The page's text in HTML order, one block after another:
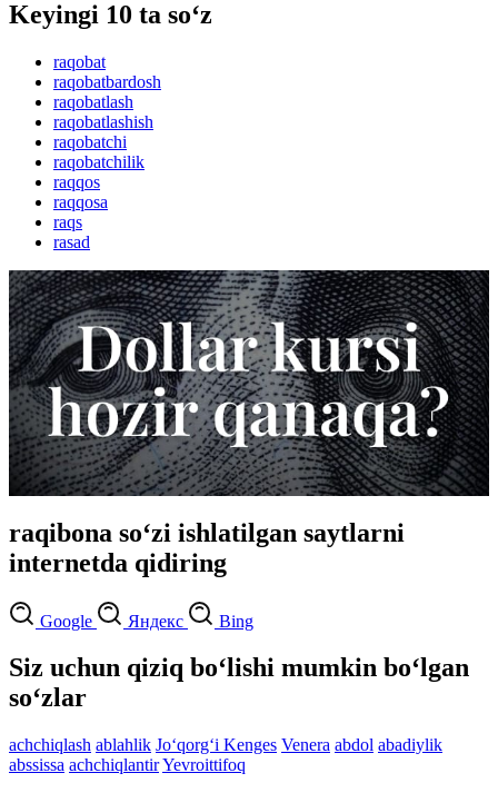
Keyingi 10 ta so‘z
raqobat
raqobatbardosh
raqobatlash
raqobatlashish
raqobatchi
raqobatchilik
raqqos
raqqosa
raqs
rasad
raqibona so‘zi ishlatilgan saytlarni
internetda qidiring
Google Яндекс Bing
Siz uchun qiziq bo‘lishi mumkin bo‘lgan
so‘zlar
achchiqlash ablahlik Jo‘qorg‘i Kenges Venera abdol abadiylik
abssissa achchiqlantirYevroittifoq